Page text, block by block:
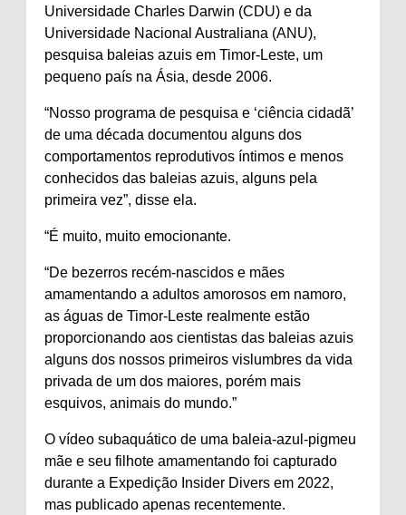
Universidade Charles Darwin (CDU) e da
Universidade Nacional Australiana (ANU),
pesquisa baleias azuis em Timor-Leste, um
pequeno país na Ásia, desde 2006.
“Nosso programa de pesquisa e ‘ciência cidadã’
de uma década documentou alguns dos
comportamentos reprodutivos íntimos e menos
conhecidos das baleias azuis, alguns pela
primeira vez”, disse ela.
“É muito, muito emocionante.
“De bezerros recém-nascidos e mães
amamentando a adultos amorosos em namoro,
as águas de Timor-Leste realmente estão
proporcionando aos cientistas das baleias azuis
alguns dos nossos primeiros vislumbres da vida
privada de um dos maiores, porém mais
esquivos, animais do mundo.”
O vídeo subaquático de uma baleia-azul-pigmeu
mãe e seu filhote amamentando foi capturado
durante a Expedição Insider Divers em 2022,
mas publicado apenas recentemente.